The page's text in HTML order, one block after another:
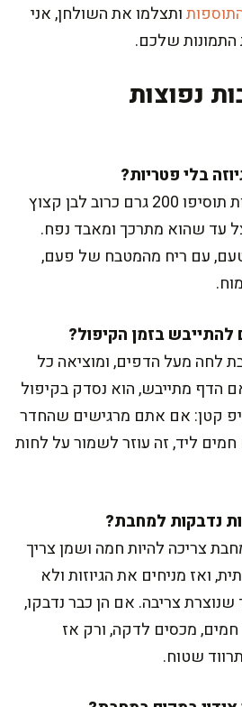
ותצלמו את השולחן, אני
שלכם.
נפוצות
כן, לגמרי. במקום פטריות תוסיפו 200 גרם כרוב לבן קצוץ
עד שהוא מתרכך ומאבד נפח.
עם ריח מהמטבח של פעם,
לחה מעל הדפים, ומוציאה כל
אם הדף מתייבש, הוא נסדק בקיפול
קטן: אם אתם מרגישים שהחדר
ליד, זה עוזר לשמור על לחות
צריכה להיות חמה ושמן צריך
ואז מניחים את הגיוזות ולא
2-3 דק' עד שנוצרת צריבה. אם הן כבר נדבקו,
מים חמים, מכסים לדקה, ורק אז
שטוח.